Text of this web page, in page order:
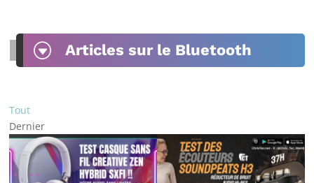
G Articles sur le Bluetooth
Tout
Dernier